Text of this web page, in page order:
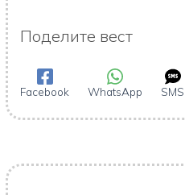
Поделите вест
Facebook WhatsApp SMS